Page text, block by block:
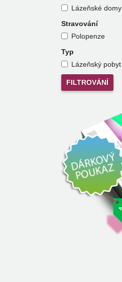
Lázeňské domy
Stravování
Polopenze
Typ
Lázeňský pobyt